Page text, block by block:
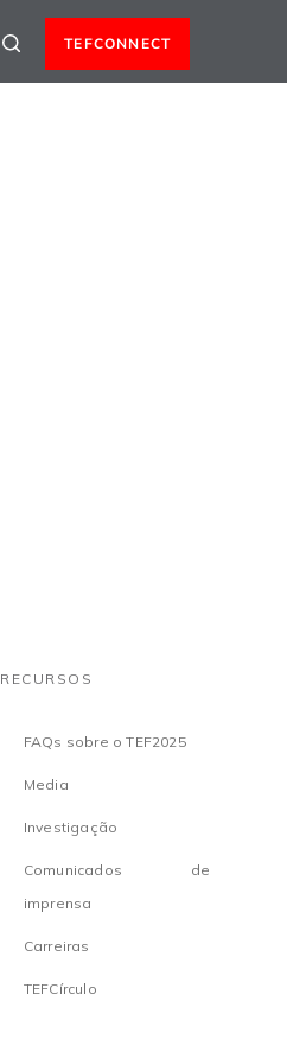
TEFCONNECT
RECURSOS
FAQs sobre o TEF2025
Media
Investigação
Comunicados de
imprensa
Carreiras
TEFCírculo